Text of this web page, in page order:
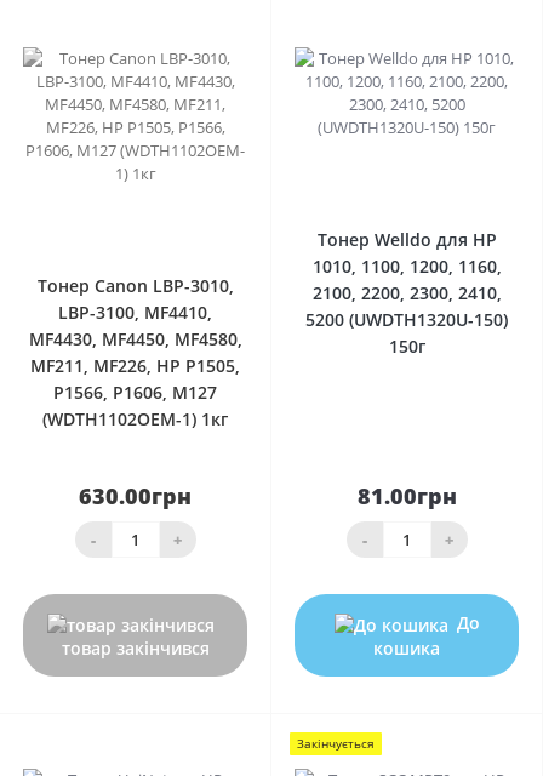
Тонер Canon LBP-3010,
LBP-3100, MF4410,
MF4430, MF4450, MF4580,
MF211, MF226, HP P1505,
P1566, P1606, M127
(WDTH1102OEM-1) 1кг
630.00грн
- +
товар закінчився
Тонер Welldo для HP
1010, 1100, 1200, 1160,
2100, 2200, 2300, 2410,
5200 (UWDTH1320U-150)
150г
81.00грн
- +
До
кошика
Закінчується